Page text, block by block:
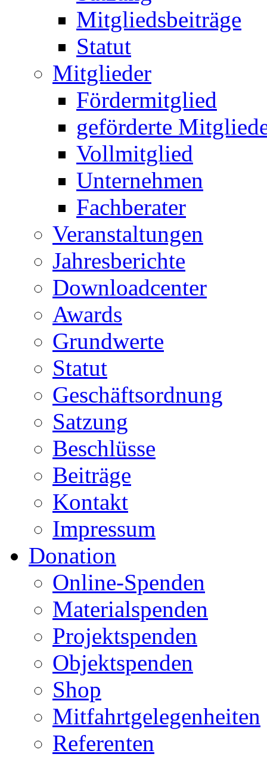
Mitgliedsbeiträge
Statut
Mitglieder
Fördermitglied
geförderte
Vollmitglied
Unternehmen
Fachberater
Veranstaltungen
Jahresberichte
Downloadcenter
Awards
Grundwerte
Statut
Geschäftsordnung
Satzung
Beschlüsse
Beiträge
Kontakt
Impressum
Donation
Online-Spenden
Materialspenden
Projektspenden
Objektspenden
Shop
Mitfahrtgelegenheiten
Referenten